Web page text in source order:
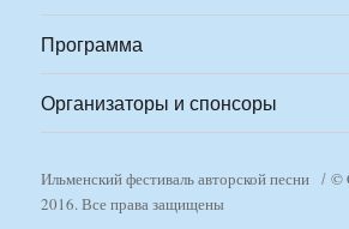
Программа
Организаторы и спонсоры
Ильменский фестиваль авторской песни
©
2016. Все права защищены